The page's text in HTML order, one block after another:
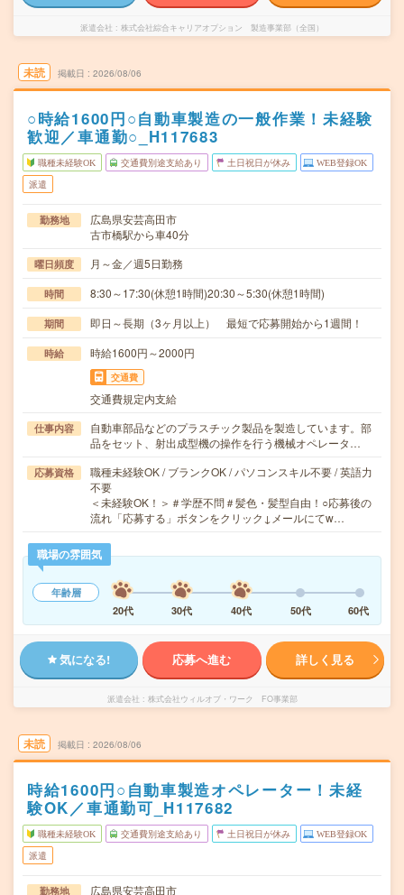
派遣会社 株式会社綜合キャリアオプション 製造事業部（全国）
未読 掲載日 2026/08/06
○時給1600円○自動車製造の一般作業！未経験
歓迎／車通勤○_H117683
職種未経験OK 交通費別途支給あり 土日祝日が休み WEB登録OK
派遣
勤務地
広島県安芸高田市
古市橋駅から車40分
曜日頻度 月～金／週5日勤務
時間 8:30～17:30(休憩1時間)20:30～5:30(休憩1時間)
期間 即日～長期（3ヶ月以上） 最短で応募開始から1週間！
時給 時給1600円～2000円
交通費
交通費規定内支給
仕事内容
自動車部品などのプラスチック製品を製造しています。部
品をセット、射出成型機の操作を行う機械オペレータ…
応募資格
職種未経験OK / ブランクOK / パソコンスキル不要 / 英語力
不要
＜未経験OK！＞＃学歴不問＃髪色・髪型自由！○応募後の
流れ「応募する」ボタンをクリック↓メールにてw…
職場の雰囲気
年齢層
20代
30代 40代 50代 60代
気になる! 応募へ進む 詳しく見る
派遣会社 株式会社ウィルオブ・ワーク FO事業部
未読 掲載日 2026/08/06
時給1600円○自動車製造オペレーター！未経
験OK／車通勤可_H117682
職種未経験OK 交通費別途支給あり 土日祝日が休み WEB登録OK
派遣
勤務地 広島県安芸高田市